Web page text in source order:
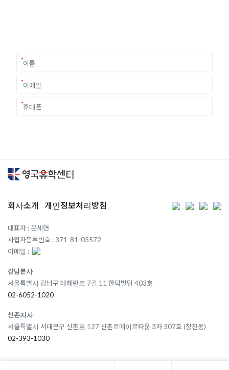
회사소개 개인정보처리방침
대표자 : 윤세연
사업자등록번호 : 371-81-03572
이메일 :
강남본사
서울특별시 강남구 테헤란로 7길 11 한덕빌딩 403호
02-6052-1020
신촌지사
서울특별시 서대문구 신촌로 127 신촌르메이르타운 3차 307호 (창천동)
02-393-1030